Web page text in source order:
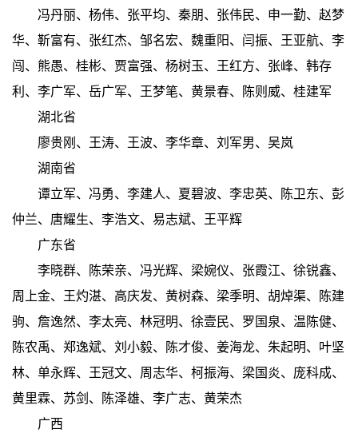
冯丹丽、杨伟、张平均、秦朋、张伟民、申一勤、赵梦
华、靳富有、张红杰、邹名宏、魏重阳、闫振、王亚航、李
闯、熊愚、桂彬、贾富强、杨树玉、王红方、张峰、韩存
利、李广军、岳广军、王梦笔、黄景春、陈则威、桂建军
湖北省
廖贵刚、王涛、王波、李华章、刘军男、吴岚
湖南省
谭立军、冯勇、李建人、夏碧波、李忠英、陈卫东、彭
仲兰、唐耀生、李浩文、易志斌、王平辉
广东省
李晓群、陈荣亲、冯光辉、梁婉仪、张霞江、徐锐鑫、
周上金、王灼湛、高庆发、黄树森、梁季明、胡焯渠、陈建
驹、詹逸然、李太亮、林冠明、徐壹民、罗国泉、温陈健、
陈农禹、郑逸斌、刘小毅、陈才俊、姜海龙、朱起明、叶坚
林、单永辉、王冠文、周志华、柯振海、梁国炎、庞科成、
黄里霖、苏剑、陈泽雄、李广志、黄荣杰
广西